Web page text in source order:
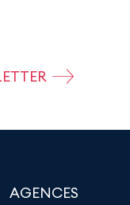
AGENCES